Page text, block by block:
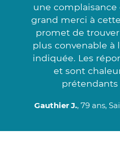
une complaisance
grand merci à
promet de
plus convenable
indiquée. Les
et sont
prétendants
Gauthier J., 79 ans,